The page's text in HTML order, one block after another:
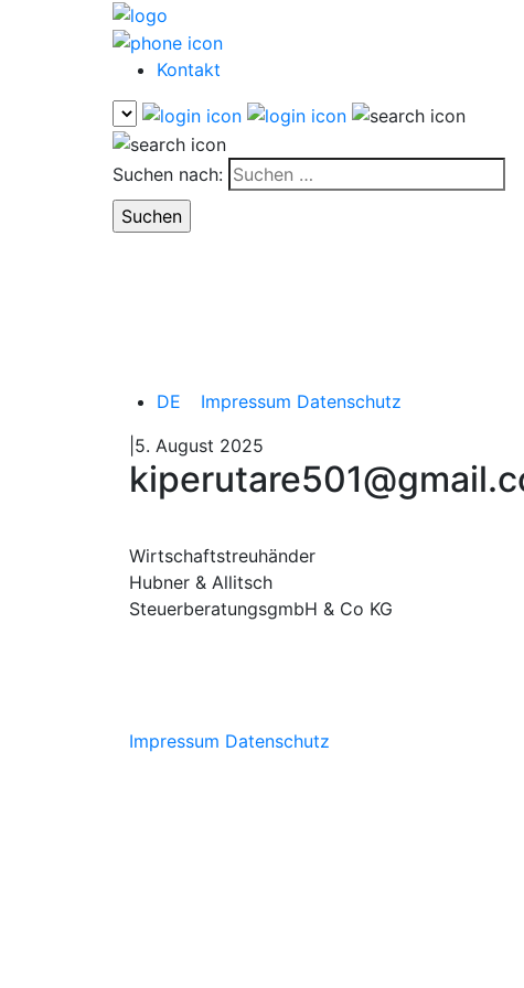
Kontakt
Suchen nach:
DE
Impressum Datenschutz
|5. August 2025
Wirtschaftstreuhänder
Hubner & Allitsch
SteuerberatungsgmbH & Co KG
Impressum Datenschutz